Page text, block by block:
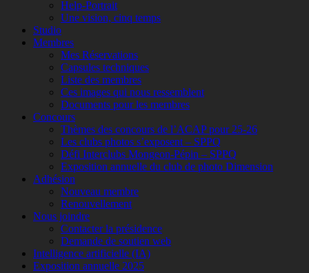
Help-Portrait
Une vision, cinq temps
Studio
Membres
Mes Réservations
Capsules techniques
Liste des membres
Ces images qui nous ressemblent
Documents pour les membres
Concours
Thèmes des concours de l’ACAP pour 25-26
Les clubs photos s’exposent – SPPQ
Défi Interclubs Mongeon-Pépin – SPPQ
Exposition annuelle du club de photo Dimension
Adhésion
Nouveau membre
Renouvellement
Nous joindre
Contacter la présidence
Demande de soutien web
Intelligence artificielle (IA)
Exposition annuelle 2025